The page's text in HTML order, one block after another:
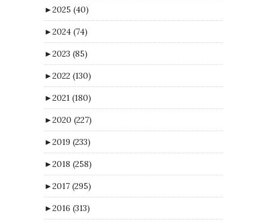
►2025 (40)
►2024 (74)
►2023 (85)
►2022 (130)
►2021 (180)
►2020 (227)
►2019 (233)
►2018 (258)
►2017 (295)
►2016 (313)